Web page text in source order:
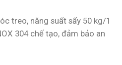
treo, năng suất sấy 50 kg/1
304 chế tạo, đảm bảo an